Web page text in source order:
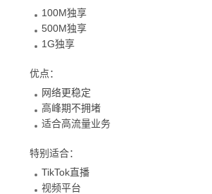
100M独享
500M独享
1G独享
优点：
网络更稳定
高峰期不拥堵
适合高流量业务
特别适合：
TikTok直播
视频平台